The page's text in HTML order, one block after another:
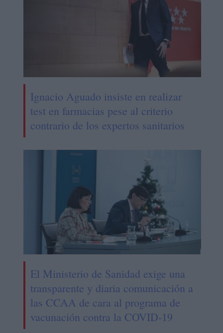
Ignacio Aguado insiste en realizar
test en farmacias pese al criterio
contrario de los expertos sanitarios
El Ministerio de Sanidad exige una
transparente y diaria comunicación a
las CCAA de cara al programa de
vacunación contra la COVID-19